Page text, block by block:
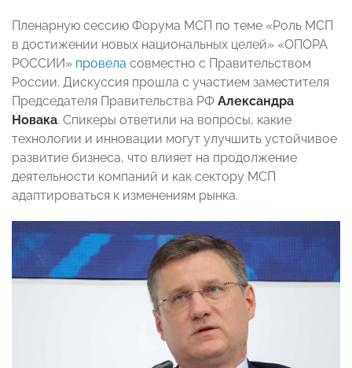
Пленарную сессию Форума МСП по теме «Роль МСП
в достижении новых национальных целей» «ОПОРА
РОССИИ» провела совместно с Правительством
России. Дискуссия прошла с участием заместителя
Председателя Правительства РФ Александра
Новака. Спикеры ответили на вопросы, какие
технологии и инновации могут улучшить устойчивое
развитие бизнеса, что влияет на продолжение
деятельности компаний и как сектору МСП
адаптироваться к изменениям рынка.